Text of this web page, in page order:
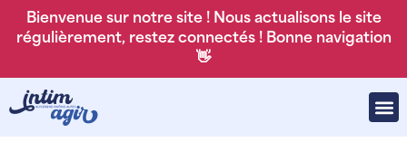
Bienvenue sur notre site ! Nous actualisons le site
régulièrement, restez connectés ! Bonne navigation
👋